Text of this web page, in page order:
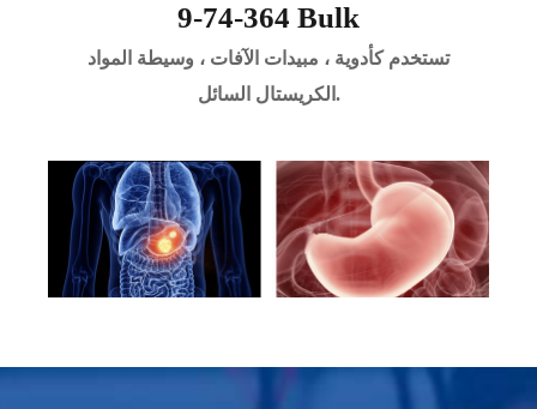
364-74-9 Bulk
تستخدم كأدوية ، مبيدات الآفات ، وسيطة المواد
الكريستال السائل.